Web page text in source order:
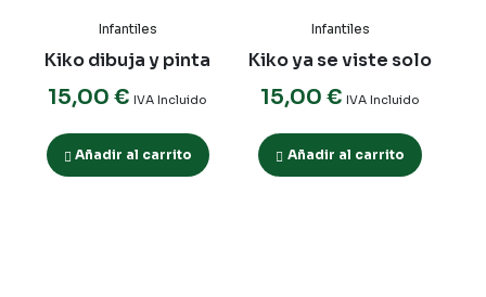
Infantiles
Kiko dibuja y pinta
15,00€ IVA Incluido
Añadir al carrito
Infantiles
Kiko ya se viste solo
15,00€ IVA Incluido
Añadir al carrito